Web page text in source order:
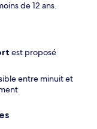
de 12 ans.
est proposé
entre minuit et